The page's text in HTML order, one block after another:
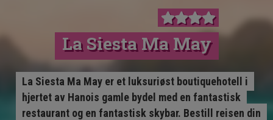
La Siesta Ma May
La Siesta Ma May er et luksuriøst boutiquehotell i
hjertet av Hanois gamle bydel med en fantastisk
restaurant og en fantastisk skybar. Bestill reisen din